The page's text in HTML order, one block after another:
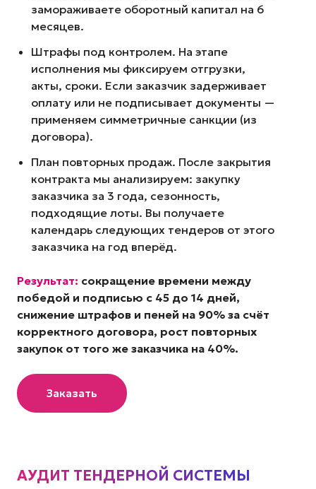
замораживаете оборотный капитал на 6
месяцев.
Штрафы под контролем. На этапе
исполнения мы фиксируем отгрузки,
акты, сроки. Если заказчик задерживает
оплату или не подписывает документы —
применяем симметричные санкции (из
договора).
План повторных продаж. После закрытия
контракта мы анализируем: закупку
заказчика за 3 года, сезонность,
подходящие лоты. Вы получаете
календарь следующих тендеров от этого
заказчика на год вперёд.
Результат: сокращение времени между
победой и подписью с 45 до 14 дней,
снижение штрафов и пеней на 90% за счёт
корректного договора, рост повторных
закупок от того же заказчика на 40%.
Заказать
АУДИТ ТЕНДЕРНОЙ СИСТЕМЫ